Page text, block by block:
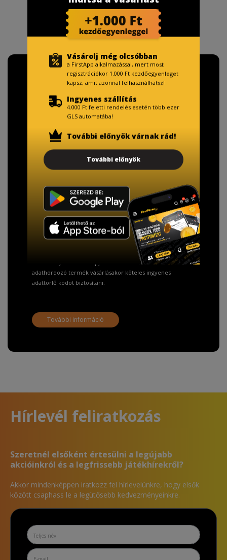
TISZTELT VÁSÁRLÓNK!
Fizetésnél kérje az ingyenes adattörlő kódot
adatainak biztonsága érdekében!
A Kormány döntése alapján a kereskedő minden tartós
adathordozó termék vásárlásakor köteles ingyenes
adattörlő kódot biztosítani.
További információ
Hírlevél feliratkozás
Szeretnél elsőként értesülni a legújabb
akcióinkról és a legfrissebb játékhírekről?
Akkor mindenképpen iratkozz fel hírlevelünkre, hogy elsők
között csaphass le a legütősebb kedvezményeinkre.
Vásárolj még olcsóbban
a FirstApp alkalmazással, mert most
regisztrációkor 1.000 Ft kezdőegyenleget
kapsz, amit azonnal felhasználhatsz!
Ingyenes szállítás
4.000 Ft feletti rendelés esetén több ezer
GLS automatába!
További előnyök várnak rád!
További előnyök